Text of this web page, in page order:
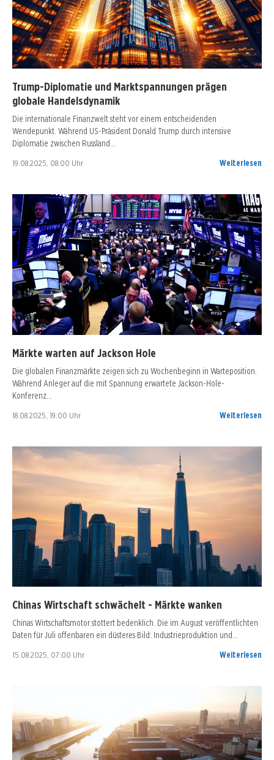
Trump-Diplomatie und Marktspannungen prägen
globale Handelsdynamik
Die internationale Finanzwelt steht vor einem entscheidenden
Wendepunkt. Während US-Präsident Donald Trump durch intensive
Diplomatie zwischen Russland…
19.08.2025, 08:00 Uhr Weiterlesen
Märkte warten auf Jackson Hole
Die globalen Finanzmärkte zeigen sich zu Wochenbeginn in Warteposition.
Während Anleger auf die mit Spannung erwartete Jackson-Hole-
Konferenz…
18.08.2025, 19:00 Uhr Weiterlesen
Chinas Wirtschaft schwächelt - Märkte wanken
Chinas Wirtschaftsmotor stottert bedenklich. Die im August veröffentlichten
Daten für Juli offenbaren ein düsteres Bild: Industrieproduktion und…
15.08.2025, 07:00 Uhr Weiterlesen